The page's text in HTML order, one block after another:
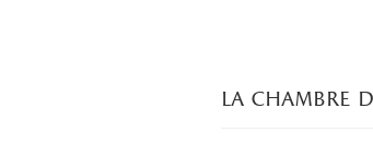
la chambre